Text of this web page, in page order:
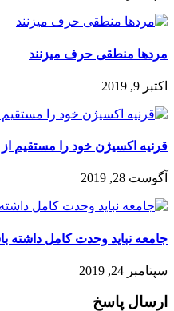
مردها منطقی حرف میزنند
اکتبر 9, 2019
قرنیه اکسیژن خود را مستقیم از
آگوست 28, 2019
جامعه نباید وحدت کامل داشته
سپتامبر 24, 2019
ارسال پاسخ